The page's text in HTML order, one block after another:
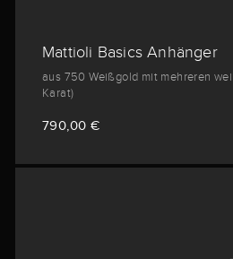
Mattioli Basics Anhänger
aus 750 Weißgold mit mehreren
Karat)
790,00 €